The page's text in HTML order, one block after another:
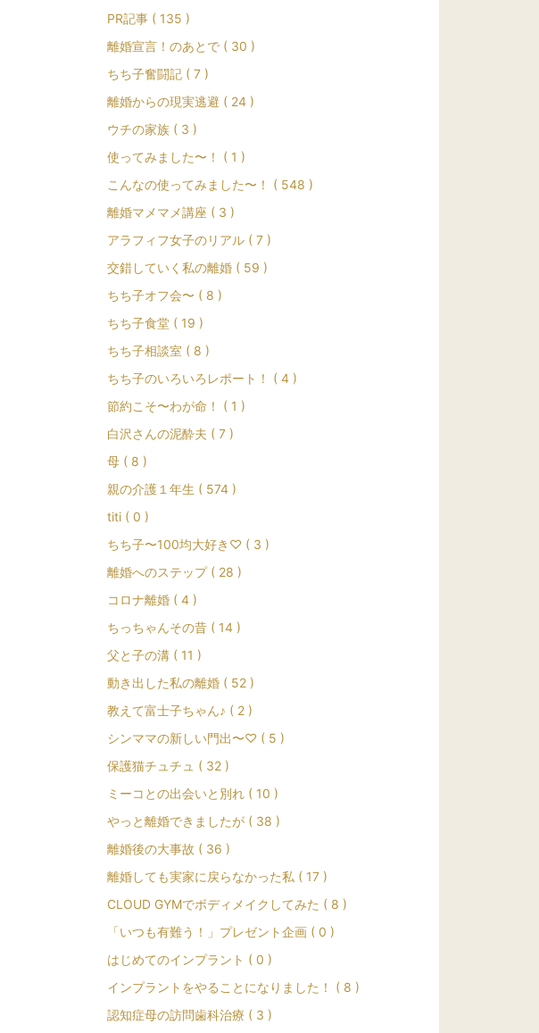
PR記事 ( 135 )
離婚宣言！のあとで ( 30 )
ちち子奮闘記 ( 7 )
離婚からの現実逃避 ( 24 )
ウチの家族 ( 3 )
使ってみました〜！ ( 1 )
こんなの使ってみました〜！ ( 548 )
離婚マメマメ講座 ( 3 )
アラフィフ女子のリアル ( 7 )
交錯していく私の離婚 ( 59 )
ちち子オフ会〜 ( 8 )
ちち子食堂 ( 19 )
ちち子相談室 ( 8 )
ちち子のいろいろレポート！ ( 4 )
節約こそ〜わが命！ ( 1 )
白沢さんの泥酔夫 ( 7 )
母 ( 8 )
親の介護１年生 ( 574 )
titi ( 0 )
ちち子〜100均大好き♡ ( 3 )
離婚へのステップ ( 28 )
コロナ離婚 ( 4 )
ちっちゃんその昔 ( 14 )
父と子の溝 ( 11 )
動き出した私の離婚 ( 52 )
教えて富士子ちゃん♪ ( 2 )
シンママの新しい門出〜♡ ( 5 )
保護猫チュチュ ( 32 )
ミーコとの出会いと別れ ( 10 )
やっと離婚できましたが ( 38 )
離婚後の大事故 ( 36 )
離婚しても実家に戻らなかった私 ( 17 )
CLOUD GYMでボディメイクしてみた ( 8 )
「いつも有難う！」プレゼント企画 ( 0 )
はじめてのインプラント ( 0 )
インプラントをやることになりました！ ( 8 )
認知症母の訪問歯科治療 ( 3 )